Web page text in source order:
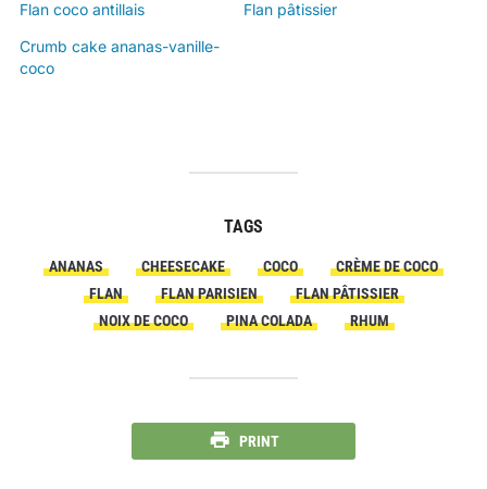
Flan coco antillais
Flan pâtissier
Crumb cake ananas-vanille-
coco
TAGS
ANANAS CHEESECAKE COCO
CRÈME DE COCO
FLAN
FLAN PARISIEN
FLAN PÂTISSIER
NOIX DE COCO
PINA COLADA RHUM
PRINT